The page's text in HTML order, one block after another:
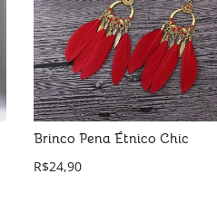
Brinco Pena Étnico Chic
R$24,90